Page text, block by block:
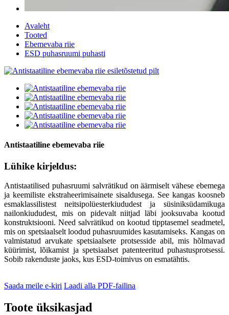
Avaleht
Tooted
Ebemevaba riie
ESD puhasruumi puhasti
Antistaatiline ebemevaba riie
Lühike kirjeldus:
Antistaatilised puhasruumi salvrätikud on äärmiselt vähese ebemega
ja keemiliste ekstraheerimisainete sisaldusega. See kangas koosneb
esmaklassilistest neitsipolüesterkiududest ja süsiniksüdamikuga
nailonkiududest, mis on pidevalt niitjad läbi jooksuvaba kootud
konstruktsiooni. Need salvrätikud on kootud tipptasemel seadmetel,
mis on spetsiaalselt loodud puhasruumides kasutamiseks. Kangas on
valmistatud arvukate spetsiaalsete protsesside abil, mis hõlmavad
küürimist, lõikamist ja spetsiaalset patenteeritud puhastusprotsessi.
Sobib rakenduste jaoks, kus ESD-toimivus on esmatähtis.
Saada meile e-kiri Laadi alla PDF-failina
Toote üksikasjad